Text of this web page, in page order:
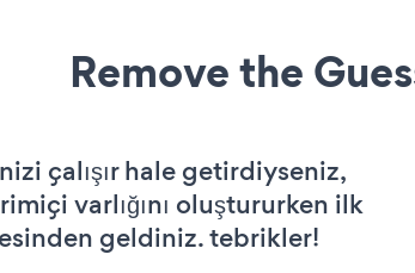
Remove the
çalışır hale getirdiyseniz,
varlığını oluştururken ilk
geldiniz. tebrikler!